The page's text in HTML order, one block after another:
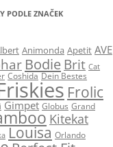
PODLE ZNAČEK
Animonda Apetit AVE
Bodie Brit Cat
Coshida Dein Bestes
Frolic
Gimpet Globus Grand
Kitekat
Louisa Orlando